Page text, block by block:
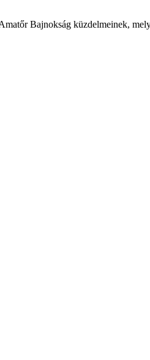
Bajnokság küzdelmeinek,